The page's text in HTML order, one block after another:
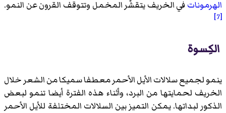
الهرموناتفي الخريف يتقشّر المخمل وتتوقف القرون عن النمو.
[7]
الكِسوة
ينمو لجميع سلالات الأيل الأحمر معطفا سميكا من الشعر خلال
الخريف لحمايتها من البرد، وأثناء هذه الفترة أيضا تنمو لبعض
الذكور لبداتها. يمكن التميز بين السلالات المختلفة للأيل الأحمر